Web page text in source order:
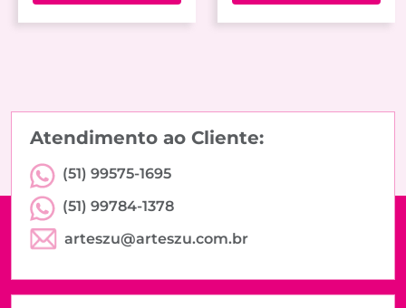
Atendimento ao Cliente:
(51) 99575-1695
(51) 99784-1378
arteszu@arteszu.com.br